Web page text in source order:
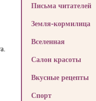
Письма читателей
Земля-кормилица
Вселенная
Салон красоты
Вкусные рецепты
Спорт